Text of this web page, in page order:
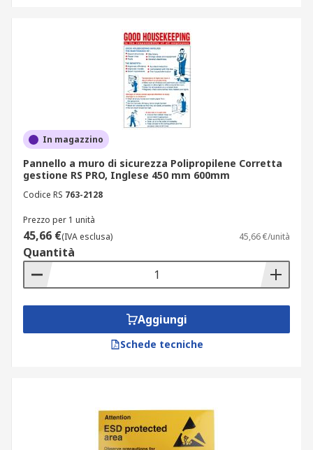
In magazzino
Pannello a muro di sicurezza Polipropilene Corretta
gestione RS PRO, Inglese 450 mm 600mm
Codice RS 763-2128
Prezzo per 1 unità
45,66 €(IVA esclusa) 45,66 €/unità
Quantità
Aggiungi
Schede tecniche